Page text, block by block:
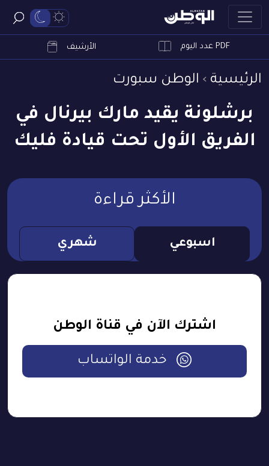
PDF عدد اليوم الأرشيف
الرئيسية الوطن سبورت
برشلونة يقيد مارك بيرنال في
الفريق الأول تحت قيادة فليك
الأكثر قراءة
اسبوعي شهري
اشترك الآن في قناة الوطن
خدمة الواتساب